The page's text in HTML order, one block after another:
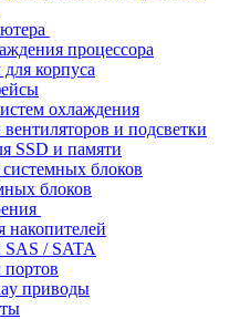
процессора
корпуса
охлаждения
вентиляторов и подсветки
SSD и памяти
блоков
блоков
накопителей
/ SATA
приводы